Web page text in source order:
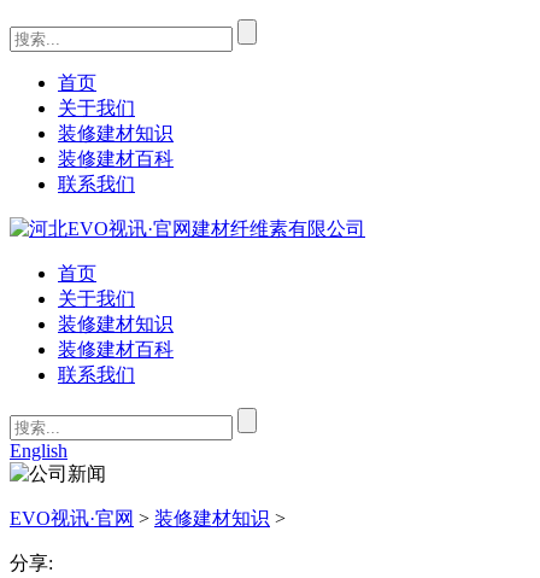
首页
关于我们
装修建材知识
装修建材百科
联系我们
首页
关于我们
装修建材知识
装修建材百科
联系我们
English
EVO视讯·官网 > 装修建材知识 >
分享: